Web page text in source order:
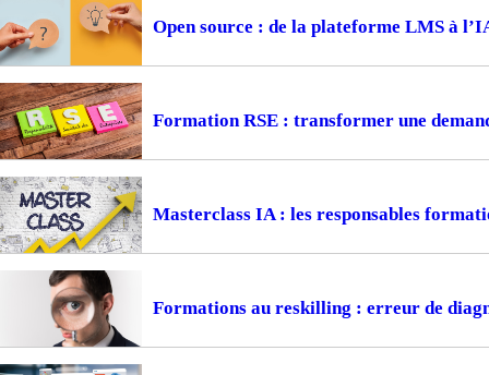
Open source : de la plateforme LMS à
Formation RSE : transformer une
Masterclass IA : les responsables
Formations au reskilling : erreur de